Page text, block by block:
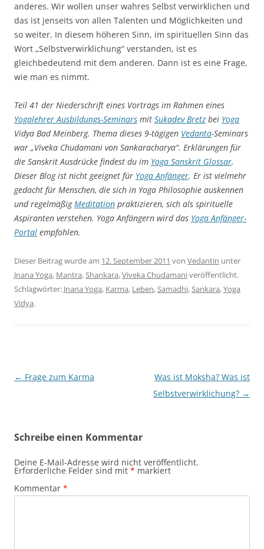
anderes. Wir wollen unser wahres Selbst verwirklichen und
das ist jenseits von allen Talenten und Möglichkeiten und
so weiter. In diesem höheren Sinn, im spirituellen Sinn das
Wort „Selbstverwirklichung“ verstanden, ist es
gleichbedeutend mit dem anderen. Dann ist es eine Frage,
wie man es nimmt.
Teil 41 der Niederschrift eines Vortrags im Rahmen eines
Yogalehrer Ausbildungs-Seminars mit Sukadev Bretz bei Yoga
Vidya Bad Meinberg. Thema dieses 9-tägigen Vedanta-Seminars
war „Viveka Chudamani von Sankaracharya“. Erklärungen für
die Sanskrit Ausdrücke findest du im Yoga Sanskrit Glossar.
Dieser Blog ist nicht geeignet für Yoga Anfänger. Er ist vielmehr
gedacht für Menschen, die sich in Yoga Philosophie auskennen
und regelmäßigMeditation praktizieren, sich als spirituelle
Aspiranten verstehen. Yoga Anfängern wird das Yoga Anfänger-
Portal empfohlen.
Dieser Beitrag wurde am 12. September 2011 von Vedantin unter
Jnana Yoga, Mantra,Shankara,Viveka Chudamaniveröffentlicht.
Schlagwörter: Jnana Yoga, Karma, Leben,Samadhi,Sankara,Yoga
Vidya.
Beitragsnavigation
← Frage zum Karma
Was ist Moksha? Was ist
Selbstverwirklichung? →
Schreibe einen Kommentar
Deine E-Mail-Adresse wird nicht veröffentlicht.
Erforderliche Felder sind mit * markiert
Kommentar *